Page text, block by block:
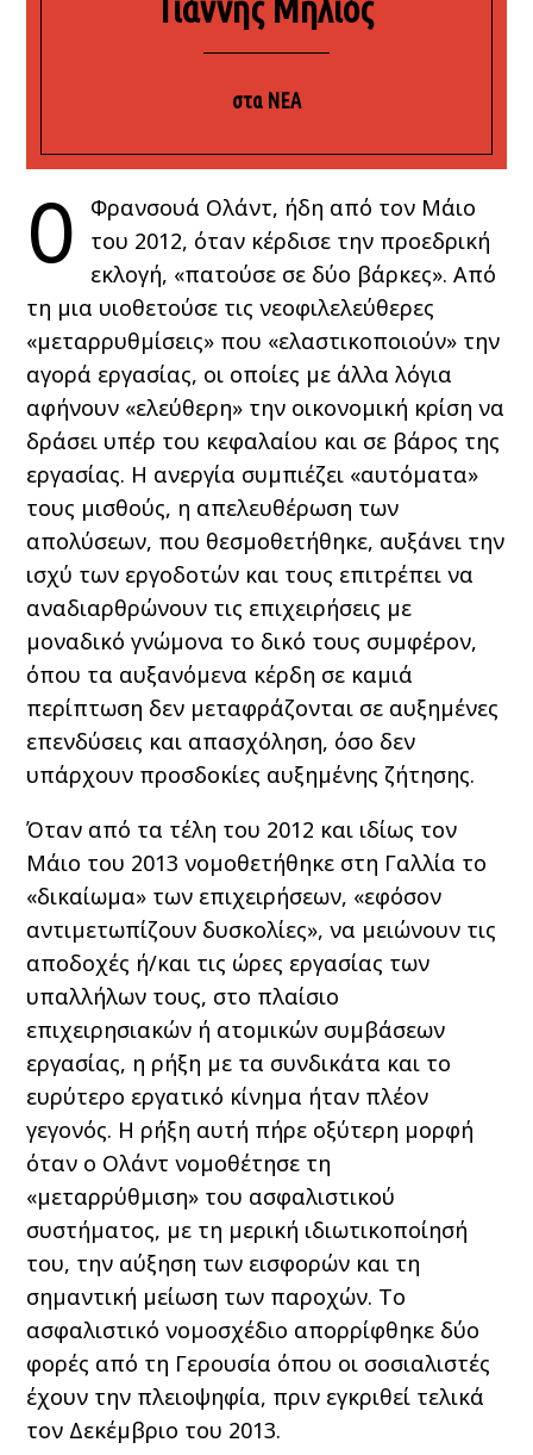
Γιάννης Μηλιός
στα ΝΕΑ
Ο
Φρανσουά Ολάντ, ήδη από τον Μάιο
του 2012, όταν κέρδισε την προεδρική
εκλογή, «πατούσε σε δύο βάρκες». Από
τη μια υιοθετούσε τις νεοφιλελεύθερες
«μεταρρυθμίσεις» που «ελαστικοποιούν» την
αγορά εργασίας, οι οποίες με άλλα λόγια
αφήνουν «ελεύθερη» την οικονομική κρίση να
δράσει υπέρ του κεφαλαίου και σε βάρος της
εργασίας. Η ανεργία συμπιέζει «αυτόματα»
τους μισθούς, η απελευθέρωση των
απολύσεων, που θεσμοθετήθηκε, αυξάνει την
ισχύ των εργοδοτών και τους επιτρέπει να
αναδιαρθρώνουν τις επιχειρήσεις με
μοναδικό γνώμονα το δικό τους συμφέρον,
όπου τα αυξανόμενα κέρδη σε καμιά
περίπτωση δεν μεταφράζονται σε αυξημένες
επενδύσεις και απασχόληση, όσο δεν
υπάρχουν προσδοκίες αυξημένης ζήτησης.
Όταν από τα τέλη του 2012 και ιδίως τον
Μάιο του 2013 νομοθετήθηκε στη Γαλλία το
«δικαίωμα» των επιχειρήσεων, «εφόσον
αντιμετωπίζουν δυσκολίες», να μειώνουν τις
αποδοχές ή/και τις ώρες εργασίας των
υπαλλήλων τους, στο πλαίσιο
επιχειρησιακών ή ατομικών συμβάσεων
εργασίας, η ρήξη με τα συνδικάτα και το
ευρύτερο εργατικό κίνημα ήταν πλέον
γεγονός. Η ρήξη αυτή πήρε οξύτερη μορφή
όταν ο Ολάντ νομοθέτησε τη
«μεταρρύθμιση» του ασφαλιστικού
συστήματος, με τη μερική ιδιωτικοποίησή
του, την αύξηση των εισφορών και τη
σημαντική μείωση των παροχών. Το
ασφαλιστικό νομοσχέδιο απορρίφθηκε δύο
φορές από τη Γερουσία όπου οι σοσιαλιστές
έχουν την πλειοψηφία, πριν εγκριθεί τελικά
τον Δεκέμβριο του 2013.